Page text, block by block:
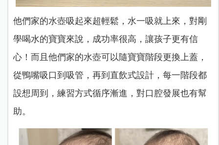
他們家的水壺吸起來超輕鬆，水一吸就上來，對剛
學喝水的寶寶來說，成功率很高，讓孩子更有信
心！而且他們家的水壺可以隨寶寶階段更換上蓋，
從鴨嘴吸口到吸管，再到直飲式設計，每一階段都
設想周到，練習方式循序漸進，對口腔發展也有幫
助。